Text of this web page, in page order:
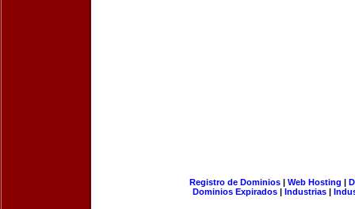
Registro de Dominios| Web Hosting |
Dominios Expirados | Industrias |